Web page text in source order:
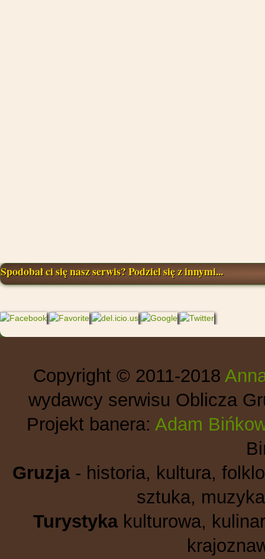
Spodobał ci się nasz serwis? Podziel się z innymi...
Copyright © 2011-2018
wydawcy serwisu Oblicza
Projekt banera: Adam
Gruzja- historia, kultura,
sztuka,
Turystykakulturowa,